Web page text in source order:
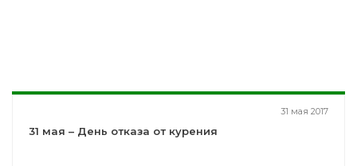
31 мая 2017
31 мая – День отказа от курения